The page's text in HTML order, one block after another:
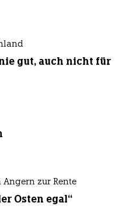
gut, auch nicht für
zur Rente
Osten egal“